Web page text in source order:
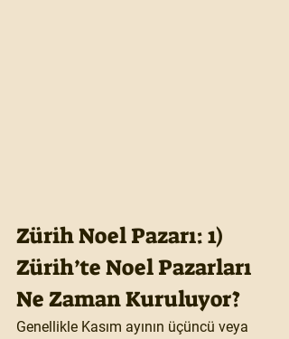
Zürih Noel Pazarı: 1)
Zürih’te Noel Pazarları
Ne Zaman Kuruluyor?
Genellikle Kasım ayının üçüncü veya